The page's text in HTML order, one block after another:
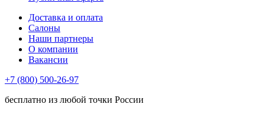
Доставка и оплата
Салоны
Наши партнеры
О компании
Вакансии
+7 (800) 500-26-97
бесплатно из любой точки России